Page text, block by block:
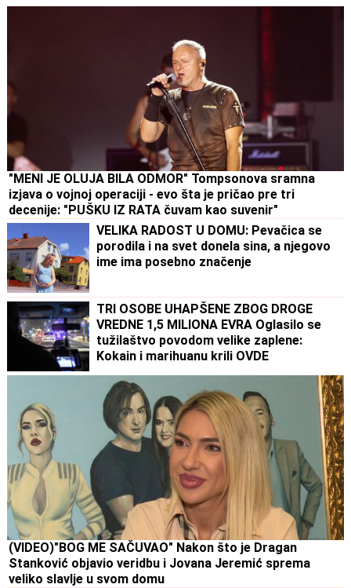
"MENI JE OLUJA BILA ODMOR" Tompsonova sramna
izjava o vojnoj operaciji - evo šta je pričao pre tri
decenije: "PUŠKU IZ RATA čuvam kao suvenir"
VELIKA RADOST U DOMU: Pevačica se
porodila i na svet donela sina, a njegovo
ime ima posebno značenje
TRI OSOBE UHAPŠENE ZBOG DROGE
VREDNE 1,5 MILIONA EVRA Oglasilo se
tužilaštvo povodom velike zaplene:
Kokain i marihuanu krili OVDE
(VIDEO)"BOG ME SAČUVAO" Nakon što je Dragan
Stanković objavio veridbu i Jovana Jeremić sprema
veliko slavlje u svom domu